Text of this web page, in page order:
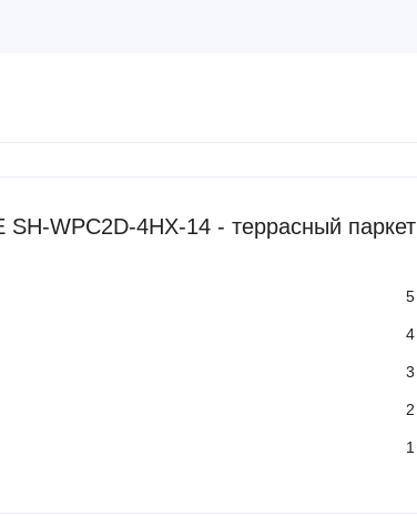
WPC2D-4HX-14 - террасный паркет
5
4
3
2
1